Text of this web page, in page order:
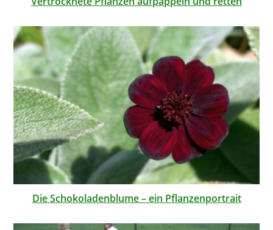
Die Schokoladenblume – ein Pflanzenportrait